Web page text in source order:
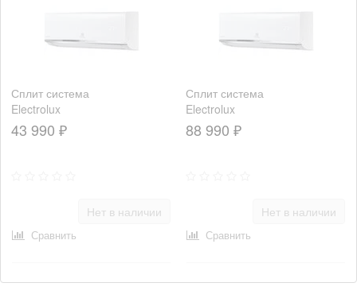
Сплит система
Electrolux
Smartline
EACS-
43 990 ₽
Нет в наличии
Сравнить
Сплит система
Electrolux
Smartline
EACS-
88 990 ₽
Нет в наличии
Сравнить